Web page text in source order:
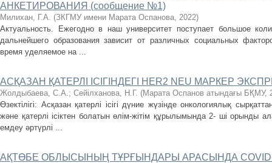
АНКЕТИРОВАНИЯ (сообщение №1)
Милихан, Г.А. (ЗКГМУ имени Марата Оспанова, 2022)
Актуальность. Ежегодно в наш университет поступает большое
дальнейшего образования зависит от различных социальных
время уделяемое на ...
АСҚАЗАН ҚАТЕРЛІ ІСІГІНДЕГІ HЕR2 NEU МАРКЕР
Жолдыбаева, С.А.; Сейілханова, Н.Г. (Марата Оспанов атындағы БҚМУ,
Өзектілігі: Асқазан қатерлі ісігі дүние жүзінде онкологиялық
және қатерлі ісіктен болатын өлім-жітім құрылымында 2- ші орынды
емдеу әртүрлі ...
АҚТӨБЕ ОБЛЫСЫНЫҢ ТҰРҒЫНДАРЫ АРАСЫНДА